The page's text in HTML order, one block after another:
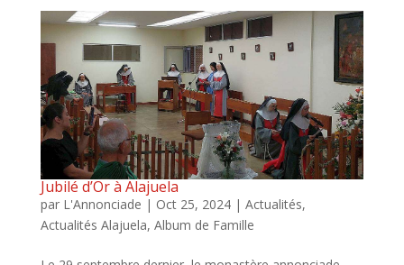
Jubilé d’Or à Alajuela
par L'Annonciade | Oct 25, 2024| Actualités,
Actualités Alajuela, Album de Famille